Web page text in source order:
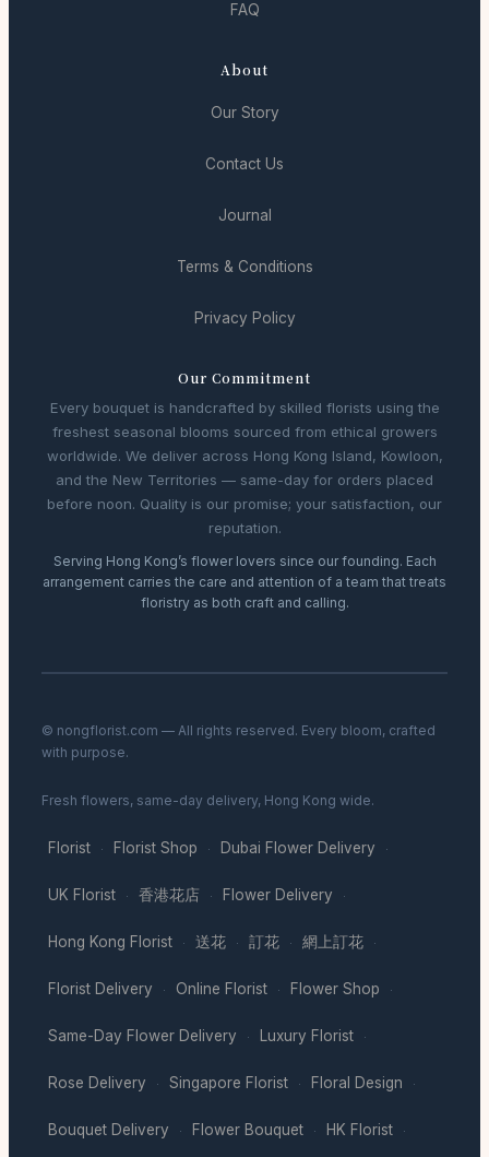
FAQ
About
Our Story
Contact Us
Journal
Terms & Conditions
Privacy Policy
Our Commitment
Every bouquet is handcrafted by skilled florists using the
freshest seasonal blooms sourced from ethical growers
worldwide. We deliver across Hong Kong Island, Kowloon,
and the New Territories — same-day for orders placed
before noon. Quality is our promise; your satisfaction, our
reputation.
Serving Hong Kong’s flower lovers since our founding. Each
arrangement carries the care and attention of a team that treats
floristry as both craft and calling.
© nongflorist.com — All rights reserved. Every bloom, crafted
with purpose.
Fresh flowers, same-day delivery, Hong Kong wide.
Florist · Florist Shop · Dubai Flower Delivery ·
UK Florist · 香港花店 · Flower Delivery ·
Hong Kong Florist · 送花 · 訂花 · 網上訂花 ·
Florist Delivery · Online Florist · Flower Shop ·
Same-Day Flower Delivery · Luxury Florist ·
Rose Delivery · Singapore Florist · Floral Design ·
Bouquet Delivery · Flower Bouquet · HK Florist ·